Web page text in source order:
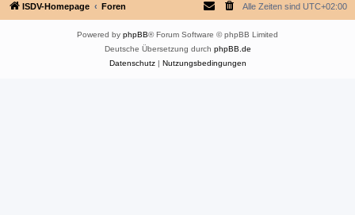
ISDV-Homepage Foren Alle Zeiten sind UTC+02:00
Powered by phpBB® Forum Software © phpBB Limited
Deutsche Übersetzung durch phpBB.de
Datenschutz| Nutzungsbedingungen